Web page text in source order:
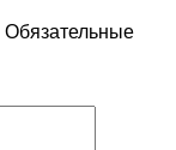
Обязательные